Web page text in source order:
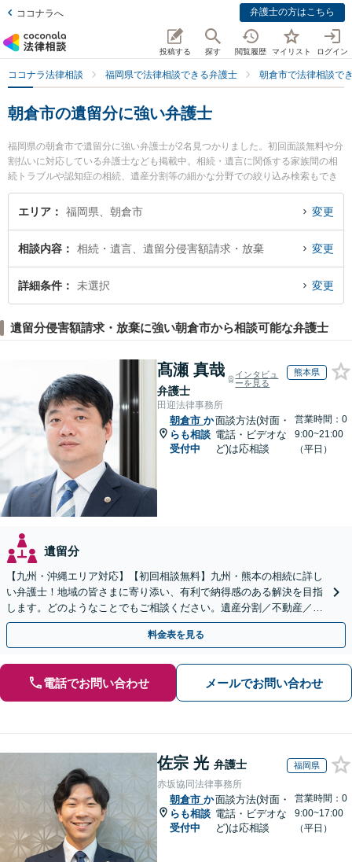
ココナラへ 弁護士の方はこちら
投稿する 探す 閲覧履歴 マイリスト ログイン
ココナラ法律相談 福岡県で法律相談できる弁護士 朝倉市で法律相談で
朝倉市の遺留分に強い弁護士
福岡県の朝倉市で遺留分に強い弁護士が2名見つかりました。初回面談無料や分
割払いに対応している弁護士なども掲載中。相続・遺言に関係する家族間の相
続トラブルや認知症の相続、遺産分割等の細かな分野での絞り込み検索もでき
便利です。特に弁護士法人松本・永野法律事務所 朝倉事務所の三浦 修平弁護士
や弁護士法人松本・永野法律事務所 朝倉事務所の北島 好書弁護士のプロフィー
ル解決の実績豊富な近くの弁護士を検索したい』『初回相談無料で遺留分を法
律相談できる朝倉市内の弁護士に相談予約したい』などでお困りの相談者さん
におすすめです。
エリア 福岡県、朝倉市 変更
相談内容 相続・遺言、遺留分侵害額請求・放棄 変更
詳細条件 未選択 変更
遺留分侵害額請求・放棄に強い朝倉市から相談可能な弁護士
髙瀬 真哉
弁護士
インタビュ
ーを見る
熊本県
田迎法律事務所
朝倉市 か
らも相談
受付中
面談方法(対面・
電話・ビデオな
ど)は応相談
営業時間：0
9:00~21:00
（平日）
遺留分
【九州・沖縄エリア対応】【初回相談無料】九州・熊本の相続に詳し
い弁護士！地域の皆さまに寄り添い、有利で納得感のある解決を目指
します。どのようなことでもご相談ください。遺産分割／不動産／遺
言書／使い込み／寄与分／遺留分／相続放棄【完全個室】
料金表を見る
電話でお問い合わせ メールでお問い合わせ
佐宗 光 弁護士 福岡県
赤坂協同法律事務所
朝倉市 か
らも相談
受付中
面談方法(対面・
電話・ビデオな
ど)は応相談
営業時間：0
9:00~17:00
（平日）